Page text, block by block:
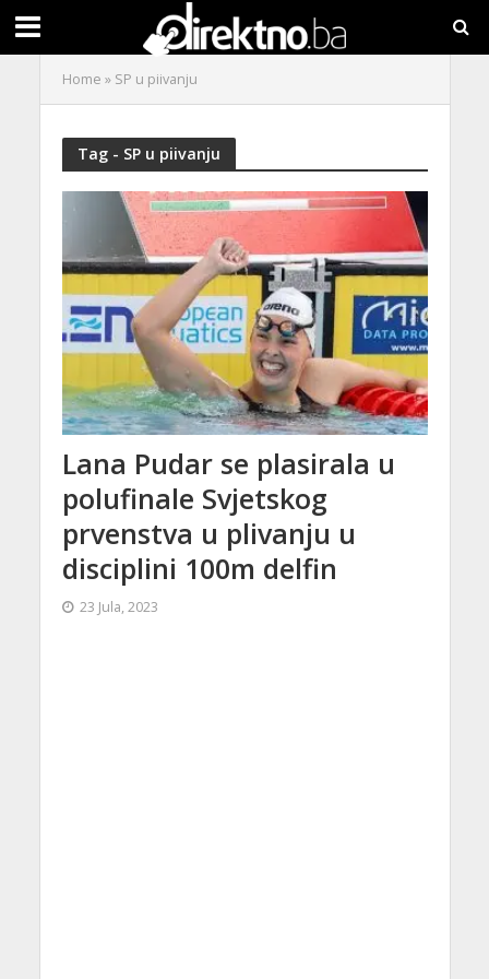
Home » SP u piivanju
Tag - SP u piivanju
Lana Pudar se plasirala u
polufinale Svjetskog
prvenstva u plivanju u
disciplini 100m delfin
23 Jula, 2023